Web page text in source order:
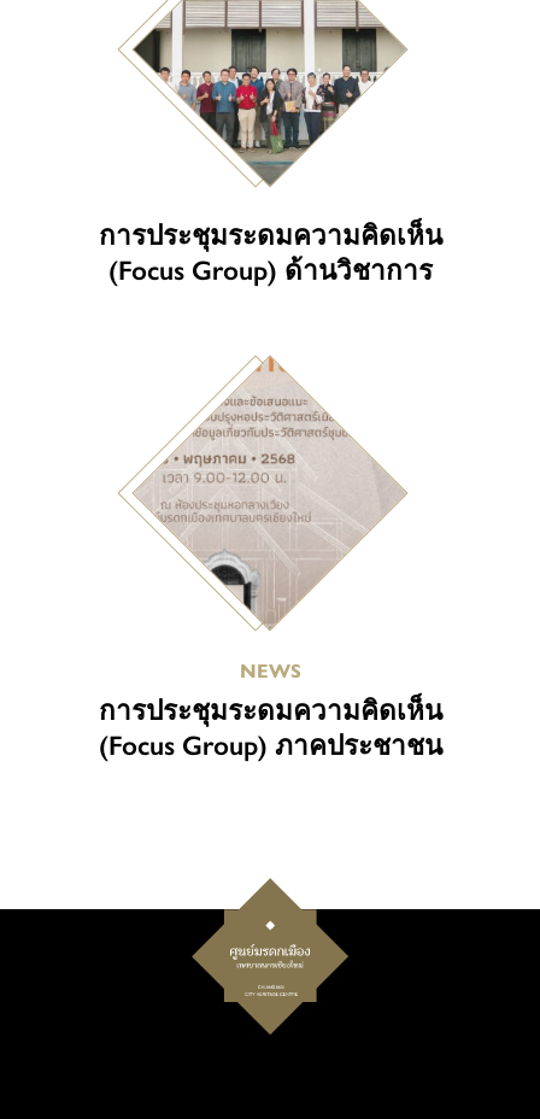
การประชุมระดมความคิดเห็น
(Focus Group) ด้านวิชาการ
NEWS
การประชุมระดมความคิดเห็น
(Focus Group) ภาคประชาชน